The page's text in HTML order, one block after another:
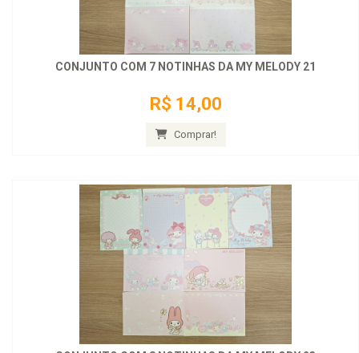
CONJUNTO COM 7 NOTINHAS DA MY MELODY 21
R$ 14,00
Comprar!